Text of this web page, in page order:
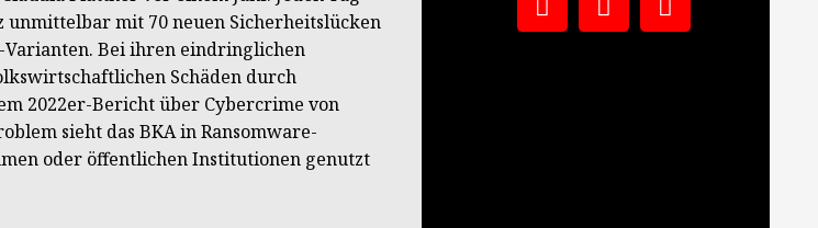
mit 70 neuen Sicherheitslücken
Bei ihren eindringlichen
Schäden durch
2022er-Bericht über Cybercrime von
sieht das BKA in Ransomware-
oder öffentlichen Institutionen genutzt